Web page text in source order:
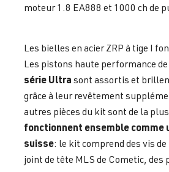
moteur 1.8 EA888 et 1000 ch de
Les bielles en acier ZRP à tige I
Les pistons haute performance
série Ultra sont assortis et
grâce à leur revêtement
autres pièces du kit sont de la
fonctionnent ensemble comme
suisse: le kit comprend des vis de
joint de tête MLS de Cometic, des